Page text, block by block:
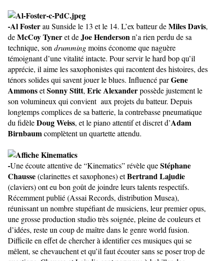
-Al Fosterau Sunside le 13 et le 14. L’ex batteur deMiles Davis,
deMcCoy Tyneret deJoe Hendersonn’a rien perdu de sa
technique, son drummingmoins économe que naguère
témoignant d’une vitalité intacte. Pour servir le hard bop qu’il
apprécie, il aime les saxophonistes qui racontent des histoires, des
ténors solides qui savent jouer le blues. Influencé parGene
AmmonsetSonny Stitt, Eric Alexanderpossède justement le
son volumineux qui convient aux projets du batteur. Depuis
longtemps complices de sa batterie, la contrebasse pneumatique
du fidèleDoug Weiss, et le piano attentif et discret d’Adam
Birnbaumcomplètent un quartette attendu.
-Une écoute attentive de “Kinematics” révèle queStéphane
Chausse(clarinettes et saxophones) etBertrand Lajudie
(claviers) ont eu bon goût de joindre leurs talents respectifs.
Récemment publié (Assai Records, distribution Musea),
réunissant un nombre stupéfiant de musiciens, leur premier opus,
une grosse production studio très soignée, pleine de couleurs et
d’idées, reste un coup de maître dans le genre world fusion.
Difficile en effet de chercher à identifier ces musiques qui se
mêlent, se chevauchent et qu’il faut écouter sans se poser trop de